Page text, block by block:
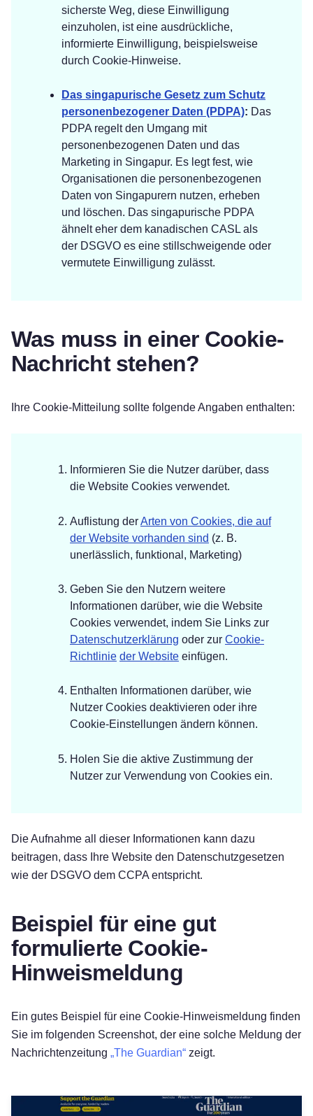
sicherste Weg, diese Einwilligung
einzuholen, ist eine ausdrückliche,
informierte Einwilligung, beispielsweise
durch Cookie-Hinweise.
Das singapurische Gesetz zum Schutz
personenbezogener Daten (PDPA): Das
PDPA regelt den Umgang mit
personenbezogenen Daten und das
Marketing in Singapur. Es legt fest, wie
Organisationen die personenbezogenen
Daten von Singapurern nutzen, erheben
und löschen. Das singapurische PDPA
ähnelt eher dem kanadischen CASL als
der DSGVO es eine stillschweigende oder
vermutete Einwilligung zulässt.
Was muss in einer Cookie-
Nachricht stehen?
Ihre Cookie-Mitteilung sollte folgende Angaben enthalten:
Informieren Sie die Nutzer darüber, dass
die Website Cookies verwendet.
Auflistung derArten von Cookies, die auf
der Website vorhanden sind (z. B.
unerlässlich, funktional, Marketing)
Geben Sie den Nutzern weitere
Informationen darüber, wie die Website
Cookies verwendet, indem Sie Links zur
Datenschutzerklärung oder zur Cookie-
Richtlinie der Website einfügen.
Enthalten Informationen darüber, wie
Nutzer Cookies deaktivieren oder ihre
Cookie-Einstellungen ändern können.
Holen Sie die aktive Zustimmung der
Nutzer zur Verwendung von Cookies ein.
Die Aufnahme all dieser Informationen kann dazu
beitragen, dass Ihre Website den Datenschutzgesetzen
wie der DSGVO dem CCPA entspricht.
Beispiel für eine gut
formulierte Cookie-
Hinweismeldung
Ein gutes Beispiel für eine Cookie-Hinweismeldung finden
Sie im folgenden Screenshot, der eine solche Meldung der
Nachrichtenzeitung „The Guardian“ zeigt.